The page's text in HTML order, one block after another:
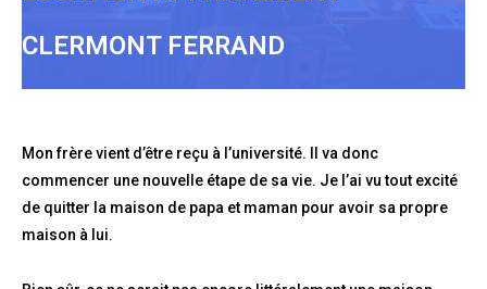
CLERMONT FERRAND
Mon frère vient d’être reçu à l’université. Il va donc
commencer une nouvelle étape de sa vie. Je l’ai vu tout excité
de quitter la maison de papa et maman pour avoir sa propre
maison à lui.